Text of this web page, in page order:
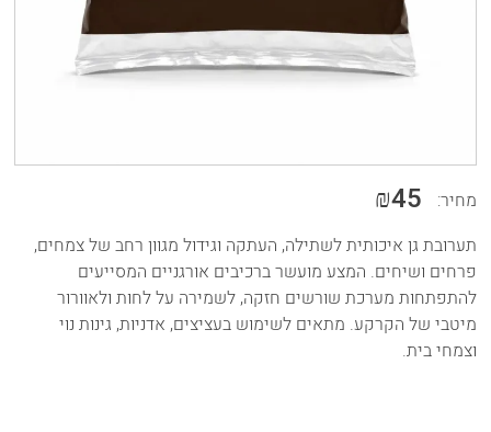
מחיר: ₪45
תערובת גן איכותית לשתילה, העתקה וגידול מגוון רחב של צמחים,
פרחים ושיחים. המצע מועשר ברכיבים אורגניים המסייעים
להתפתחות מערכת שורשים חזקה, לשמירה על לחות ולאוורור
מיטבי של הקרקע. מתאים לשימוש בעציצים, אדניות, גינות נוי
וצמחי בית.